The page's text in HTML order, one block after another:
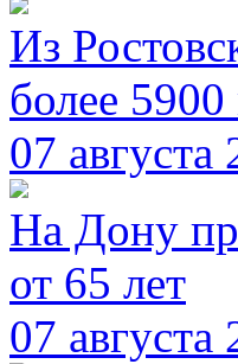
Из
более
07
На Дону
от 65 лет
07 августа